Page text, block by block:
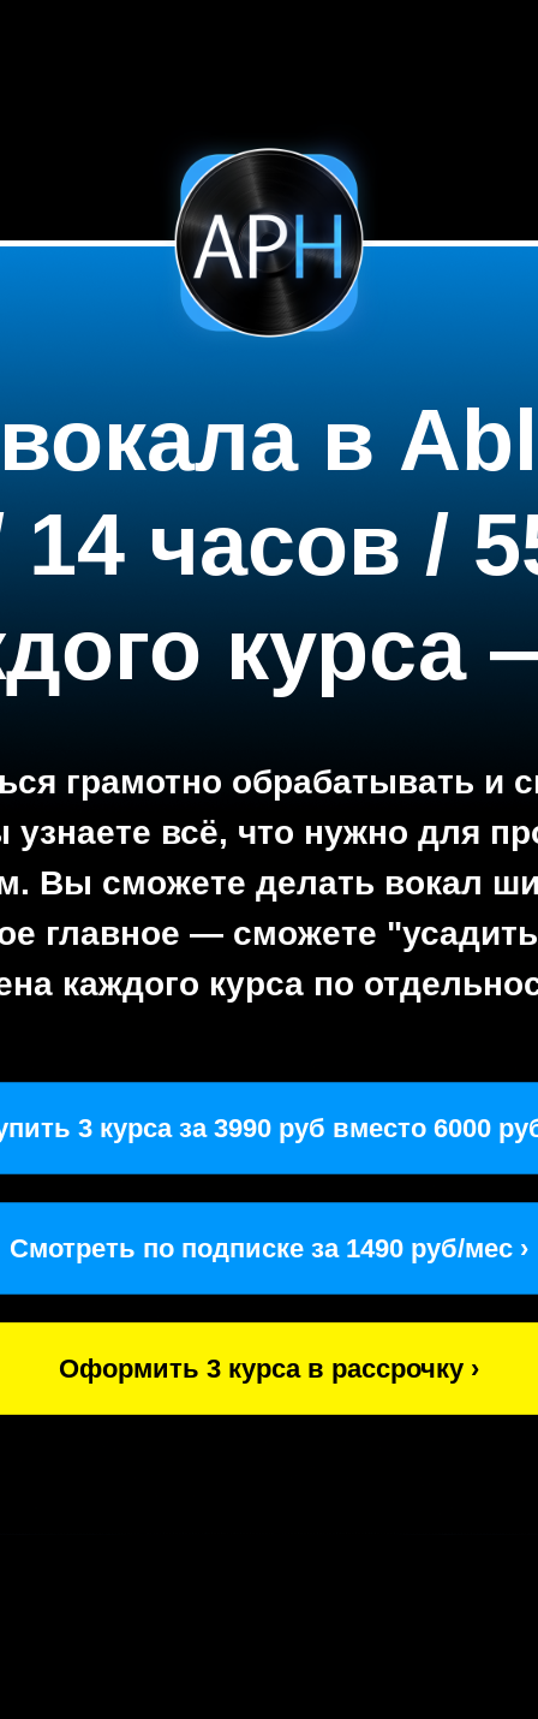
в
14 часов /
курса
3 курса за 3990 руб вместо 6000
Смотреть по подписке за 1490 руб/мес ›
Оформить 3 курса в рассрочку ›
грамотно обрабатывать и
узнаете всё, что нужно для
Вы сможете делать вокал
главное — сможете
каждого курса по